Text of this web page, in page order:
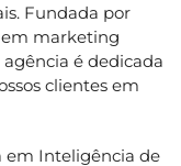
Fundada por
em marketing
é dedicada
clientes em
em Inteligência de